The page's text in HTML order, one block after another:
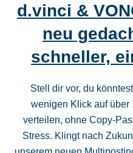
d.vinci &
neu
schneller,
Stell dir vor, du
wenigen Klick auf über
verteilen, ohne Copy-
Stress. Klingt nach